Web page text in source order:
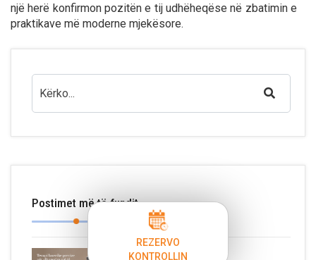
një herë konfirmon pozitën e tij udhëheqëse në zbatimin e
praktikave më moderne mjekësore.
Postimet më të fundit
REZERVO
KONTROLLIN